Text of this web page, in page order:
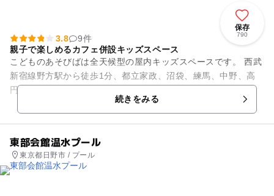
保存
790
3.8
9件
親子で楽しめるカフェ併設キッズスペース
こどものあそびばは全天候型の屋内キッズスペースです。 西武
新宿線野方駅から徒歩1分、都立家政、沼袋、練馬、中野、高
円寺からも自転車で10～15分圏内。 雨の日、雪の日、暑い
続きをみる
東部会館温水プール
東京都日野市 / プール